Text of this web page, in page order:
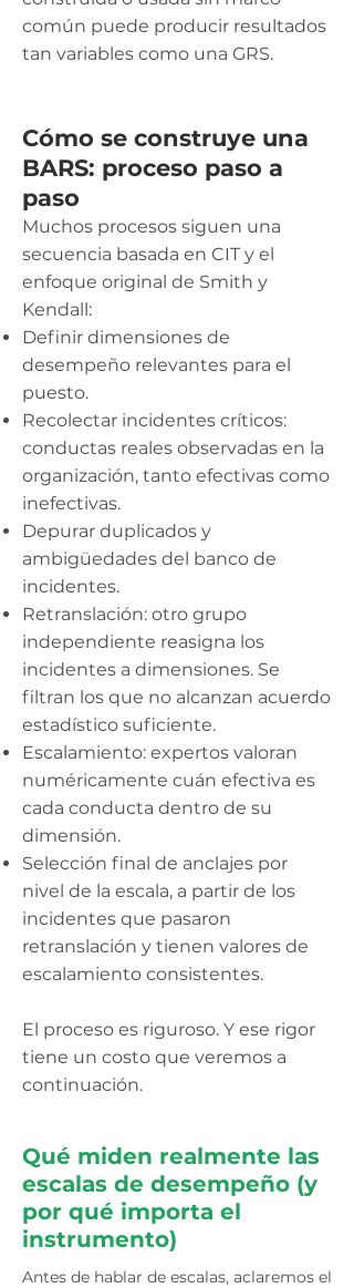
común puede producir resultados
tan variables como una GRS.
Cómo se construye una
BARS: proceso paso a
paso
Muchos procesos siguen una
secuencia basada en CIT y el
enfoque original de Smith y
Kendall:
Definir dimensiones de
desempeño relevantes para el
puesto.
Recolectar incidentes críticos:
conductas reales observadas en la
organización, tanto efectivas como
inefectivas.
Depurar duplicados y
ambigüedades del banco de
incidentes.
Retranslación: otro grupo
independiente reasigna los
incidentes a dimensiones. Se
filtran los que no alcanzan acuerdo
estadístico suficiente.
Escalamiento: expertos valoran
numéricamente cuán efectiva es
cada conducta dentro de su
dimensión.
Selección final de anclajes por
nivel de la escala, a partir de los
incidentes que pasaron
retranslación y tienen valores de
escalamiento consistentes.
El proceso es riguroso. Y ese rigor
tiene un costo que veremos a
continuación.
Qué miden realmente las
escalas de desempeño (y
por qué importa el
instrumento)
Antes de hablar de escalas, aclaremos el